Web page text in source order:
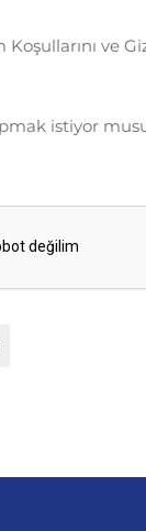
Koşullarını ve
istiyor